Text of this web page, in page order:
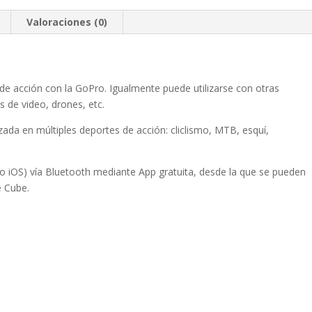
Valoraciones (0)
acción con la GoPro. Igualmente puede utilizarse con otras
de video, drones, etc.
en múltiples deportes de acción: cliclismo, MTB, esquí,
iOS) vía Bluetooth mediante App gratuita, desde la que se pueden